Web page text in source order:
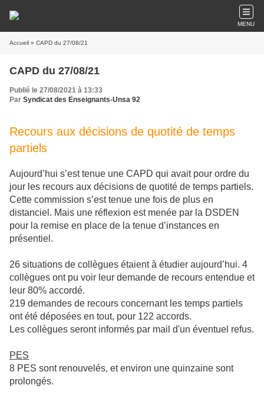
MENU
Accueil » CAPD du 27/08/21
CAPD du 27/08/21
Publié le 27/08/2021 à 13:33
Par Syndicat des Enseignants-Unsa 92
Recours aux décisions de quotité de temps
partiels
Aujourd’hui s’est tenue une CAPD qui avait pour ordre du
jour les recours aux décisions de quotité de temps partiels.
Cette commission s’est tenue une fois de plus en
distanciel. Mais une réflexion est menée par la DSDEN
pour la remise en place de la tenue d’instances en
présentiel.
26 situations de collègues étaient à étudier aujourd’hui. 4
collègues ont pu voir leur demande de recours entendue et
leur 80% accordé.
219 demandes de recours concernant les temps partiels
ont été déposées en tout, pour 122 accords.
Les collègues seront informés par mail d'un éventuel refus.
PES
8 PES sont renouvelés, et environ une quinzaine sont
prolongés.